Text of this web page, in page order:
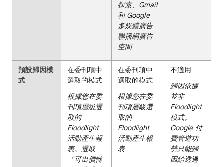
探索、Gmail
和 Google
多媒體廣告
聯播網廣告
空間
預設歸因模
式
在委刊項中
選取的模式
根據您在委
刊項層級選
取的
Floodlight
活動產生報
表。選取
「可出價轉
在委刊項中
選取的模式
根據您在委
刊項層級選
取的
Floodlight
活動產生報
表
不適用
歸因依據
並非
Floodlight
模式。
Google 付
費管道功
勞只能歸
因給透過